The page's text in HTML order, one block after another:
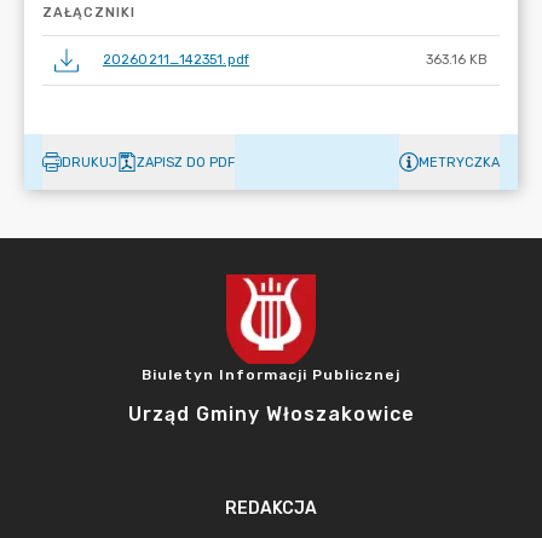
ZAŁĄCZNIKI
20260211_142351.pdf 363.16 KB
DRUKUJ ZAPISZ DO PDF METRYCZKA
Biuletyn Informacji Publicznej
Urząd Gminy Włoszakowice
REDAKCJA